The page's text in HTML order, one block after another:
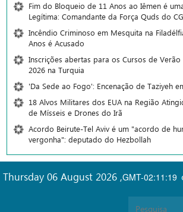
Fim do Bloqueio de 11 Anos ao Iêmen é
Legítima: Comandante da Força Quds do
Incêndio Criminoso em Mesquita na
Anos é Acusado
Inscrições abertas para os Cursos de
2026 na Turquia
'Da Sede ao Fogo': Encenação de Taziyeh
18 Alvos Militares dos EUA na Região
de Mísseis e Drones do Irã
Acordo Beirute-Tel Aviv é um "acordo de
vergonha": deputado do Hezbollah
GMT-02:11:19
Thursday 06 August 2026 ,